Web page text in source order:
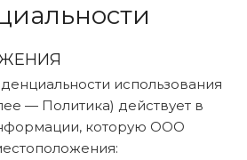
использования
— Политика) действует в
которую ООО